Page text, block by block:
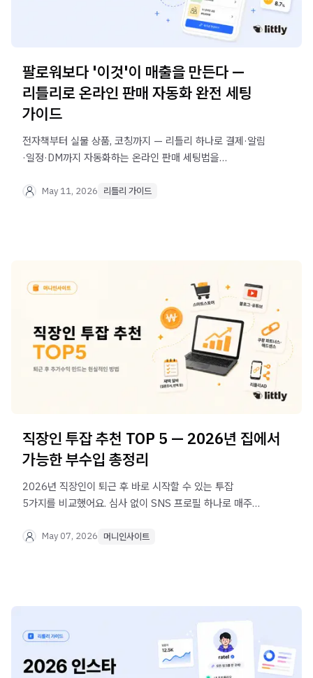
팔로워보다 '이것'이 매출을 만든다 —
리틀리로 온라인 판매 자동화 완전 세팅
가이드
전자책부터 실물 상품, 코칭까지 — 리틀리 하나로 결제·알림
·일정·DM까지 자동화하는 온라인 판매 세팅법을
May 11, 2026 리틀리 가이드
직장인 투잡 추천 TOP 5 — 2026년 집에서
가능한 부수입 총정리
2026년 직장인이 퇴근 후 바로 시작할 수 있는 투잡
5가지를 비교했어요. 심사 없이 SNS 프로필 하나로 매주
May 07, 2026 머니인사이트